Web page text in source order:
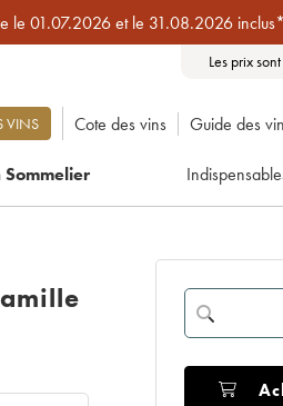
le 01.07.2026 et le 31.08.2026 inclus*
Les prix
VINS Cote des vins Guide des
Sommelier